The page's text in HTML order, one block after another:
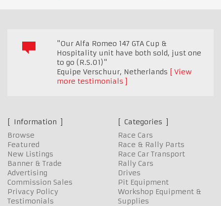
"Our Alfa Romeo 147 GTA Cup &
Hospitality unit have both sold, just one
to go (R.S.01)"
Equipe Verschuur, Netherlands
View
more testimonials
Information
Browse
Featured
New Listings
Banner & Trade
Advertising
Commission Sales
Privacy Policy
Testimonials
Categories
Race Cars
Race & Rally Parts
Race Car Transport
Rally Cars
Drives
Pit Equipment
Workshop Equipment &
Supplies